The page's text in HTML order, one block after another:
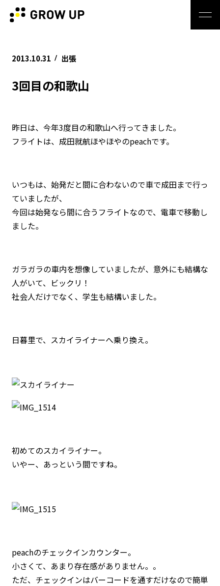
3回目の和歌山
2013.10.31 / 出張
昨日は、今年3度目の和歌山へ行ってきました。
フライトは、成田就航ほやほやのpeachです。
いつもは、始発だと間に合わないので車で成田まで行っ
ていましたが、
今回は始発なら間に合うフライトなので、電車で移動し
ました。
ガラガラの車内を想像していましたが、意外にも結構な
人がいて、ビックリ！
社会人だけでなく、学生も結構いました。
日暮里で、スカイライナーへ乗り換え。
初めてのスカイライナー。
いやー、あっという間ですね。
peachのチェックインカウンター。
小さくて、あまり存在感がありません。。
ただ、チェックインはバーコードを通すだけなので簡単